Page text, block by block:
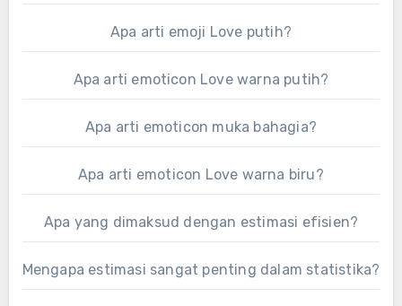
Apa arti emoji Love putih?
Apa arti emoticon Love warna putih?
Apa arti emoticon muka bahagia?
Apa arti emoticon Love warna biru?
Apa yang dimaksud dengan estimasi efisien?
Mengapa estimasi sangat penting dalam statistika?